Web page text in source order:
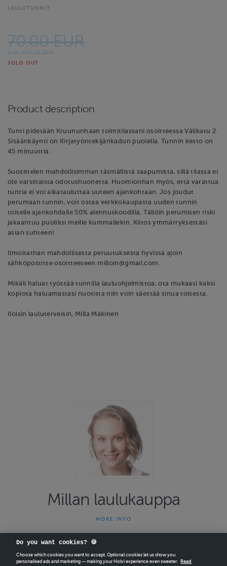
LAULUTUNNIT
70.00 EUR
Incl. VAT 25.50%
SOLD OUT
Product description
Tunti pidetään Kruununhaan toimitilassani osoitteessa Välikatu 2.
Sisäänkäynti on Kirjatyöntekijänkadun puolella. Tunnin kesto on
45 minuuttia.
Suosittelen mahdollisimman täsmällistä saapumista, sillä tilassa ei
ole varsinaista odotushuonetta. Huomioithan myös, että varattua
tuntia ei voi aikatauluttaa uuteen ajankohtaan. Jos joudut
perumaan tunnin, voit ostaa verkkokaupasta uuden tunnin
toiselle ajankohdalle 50% alennuskoodilla. Tällöin perumisen riski
jakaantuu puoliksi meille kummallekin. Kiitos ymmärryksestäsi
asian suhteen!
Ilmoitathan mahdollisesta peruutuksesta hyvissä ajoin
sähköpostitse osoitteeseen milloin@gmail.com.
Mikäli haluat työstää tunnilla lauluohjelmistoa, ota mukaasi kaksi
kopiota haluamastasi nuotista niin voin säestää sinua toisesta.
Iloisin lauluterveisin, Milla Mäkinen
Millan laulukauppa
Välikatu 2, sisäänkäynti Kirjatyöntekijänkadun puolelta.
Verkkokaupassa myytävät laulutuntiajat ovat sitovia. Jos joudut
perumaan ostamasi laulutunnin, voit ostaa verkkokaupasta
MORE INFO
Do you want cookies? 🍪
Choose which cookies you want to accept. Optional cookies let us show you
personalised ads and marketing — making your Holvi experience even sweeter.
Read